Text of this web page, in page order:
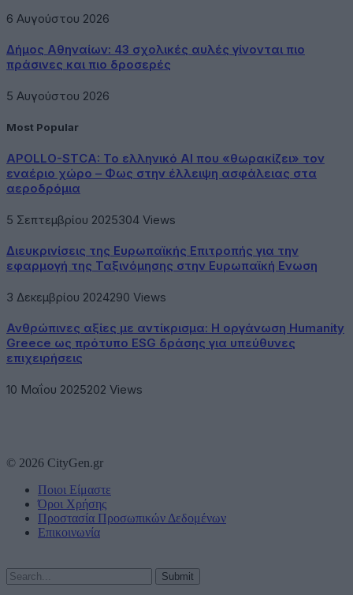
6 Αυγούστου 2026
Δήμος Αθηναίων: 43 σχολικές αυλές γίνονται πιο
πράσινες και πιο δροσερές
5 Αυγούστου 2026
Most Popular
APOLLO-STCA: Το ελληνικό AI που «θωρακίζει» τον
εναέριο χώρο – Φως στην έλλειψη ασφάλειας στα
αεροδρόμια
5 Σεπτεμβρίου 2025304 Views
Διευκρινίσεις της Ευρωπαϊκής Επιτροπής για την
εφαρμογή της Ταξινόμησης στην Ευρωπαϊκή Ενωση
3 Δεκεμβρίου 2024290 Views
Ανθρώπινες αξίες με αντίκρισμα: Η οργάνωση Humanity
Greece ως πρότυπο ESG δράσης για υπεύθυνες
επιχειρήσεις
10 Μαΐου 2025202 Views
© 2026 CityGen.gr
Ποιοι Είμαστε
Όροι Χρήσης
Προστασία Προσωπικών Δεδομένων
Επικοινωνία
Submit